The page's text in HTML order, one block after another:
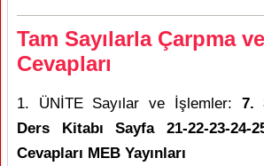
Tam Sayılarla Çarpma
Cevapları
1. ÜNİTE Sayılar ve İşlemler: 7.
Ders Kitabı Sayfa 21-22-23-24-
Cevapları MEB Yayınları